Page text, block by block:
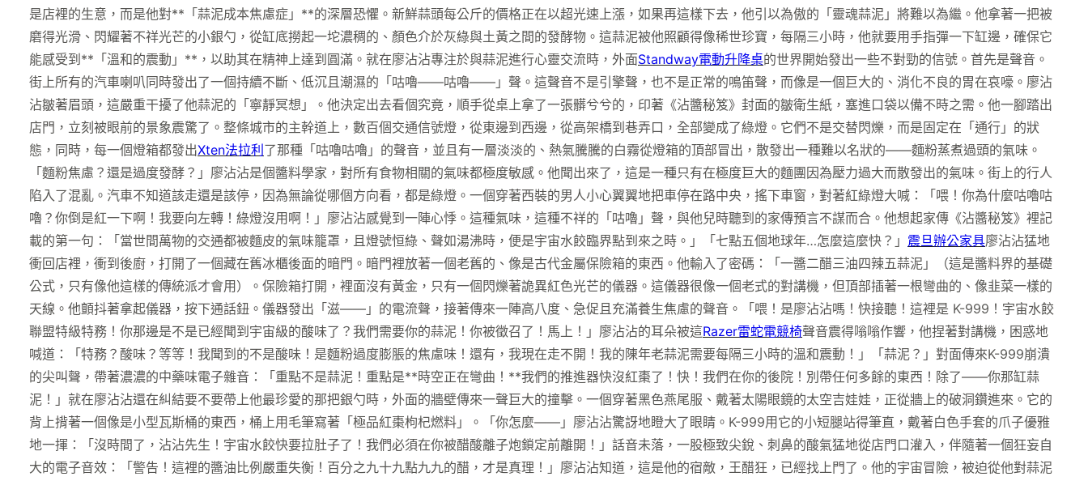
是店裡的生意，而是他對**「蒜泥成本焦慮症」**的深層恐懼。新鮮蒜頭每公斤的價格正在以超光速上漲，如果再這樣下去，他引以為傲的「靈魂蒜泥」將難以為繼。他拿著一把被
磨得光滑、閃耀著不祥光芒的小銀勺，從缸底撈起一坨濃稠的、顏色介於灰綠與土黃之間的發酵物。這蒜泥被他照顧得像稀世珍寶，每隔三小時，他就要用手指彈一下缸邊，確保它
能感受到**「溫和的震動」**，以助其在精神上達到圓滿。就在廖沾沾專注於與蒜泥進行心靈交流時，外面Standway電動升降桌的世界開始發出一些不對勁的信號。首先是聲音。
街上所有的汽車喇叭同時發出了一個持續不斷、低沉且潮濕的「咕嚕——咕嚕——」聲。這聲音不是引擎聲，也不是正常的鳴笛聲，而像是一個巨大的、消化不良的胃在哀嚎。廖沾
沾皺著眉頭，這嚴重干擾了他蒜泥的「寧靜冥想」。他決定出去看個究竟，順手從桌上拿了一張髒兮兮的，印著《沾醬秘笈》封面的皺衛生紙，塞進口袋以備不時之需。他一腳踏出
店門，立刻被眼前的景象震驚了。整條城市的主幹道上，數百個交通信號燈，從東邊到西邊，從高架橋到巷弄口，全部變成了綠燈。它們不是交替閃爍，而是固定在「通行」的狀
態，同時，每一個燈箱都發出Xten法拉利 了那種「咕嚕咕嚕」的聲音，並且有一層淡淡的、熱氣騰騰的白霧從燈箱的頂部冒出，散發出一種難以名狀的——麵粉蒸煮過頭的氣味。
「麵粉焦慮？還是過度發酵？」廖沾沾是個醬料學家，對所有食物相關的氣味都極度敏感。他聞出來了，這是一種只有在極度巨大的麵團因為壓力過大而散發出的氣味。街上的行人
陷入了混亂。汽車不知道該走還是該停，因為無論從哪個方向看，都是綠燈。一個穿著西裝的男人小心翼翼地把車停在路中央，搖下車窗，對著紅綠燈大喊：「喂！你為什麼咕嚕咕
嚕？你倒是紅一下啊！我要向左轉！綠燈沒用啊！」廖沾沾感覺到一陣心悸。這種氣味，這種不祥的「咕嚕」聲，與他兒時聽到的家傳預言不謀而合。他想起家傳《沾醬秘笈》裡記
載的第一句：「當世間萬物的交通都被麵皮的氣味籠罩，且燈號恒綠、聲如湯沸時，便是宇宙水餃臨界點到來之時。」「七點五個地球年…怎麼這麼快？」 震旦辦公家具廖沾沾猛地
衝回店裡，衝到後廚，打開了一個藏在舊冰櫃後面的暗門。暗門裡放著一個老舊的、像是古代金屬保險箱的東西。他輸入了密碼：「一醬二醋三油四辣五蒜泥」（這是醬料界的基礎
公式，只有像他這樣的傳統派才會用）。保險箱打開，裡面沒有黃金，只有一個閃爍著詭異紅色光芒的儀器。這儀器很像一個老式的對講機，但頂部插著一根彎曲的、像韭菜一樣的
天線。他顫抖著拿起儀器，按下通話鈕。儀器發出「滋——」的電流聲，接著傳來一陣高八度、急促且充滿養生焦慮的聲音。「喂！是廖沾沾嗎！快接聽！這裡是 K-999！宇宙水餃
聯盟特級特務！你那邊是不是已經聞到宇宙級的酸味了？我們需要你的蒜泥！你被徵召了！馬上！」廖沾沾的耳朵被這Razer雷蛇電競椅聲音震得嗡嗡作響，他捏著對講機，困惑地
喊道：「特務？酸味？等等！我聞到的不是酸味！是麵粉過度膨脹的焦慮味！還有，我現在走不開！我的陳年老蒜泥需要每隔三小時的溫和震動！」「蒜泥？」對面傳來K-999崩潰
的尖叫聲，帶著濃濃的中藥味電子雜音：「重點不是蒜泥！重點是**時空正在彎曲！**我們的推進器快沒紅棗了！快！我們在你的後院！別帶任何多餘的東西！除了——你那缸蒜
泥！」就在廖沾沾還在糾結要不要帶上他最珍愛的那把銀勺時，外面的牆壁傳來一聲巨大的撞擊。一個穿著黑色燕尾服、戴著太陽眼鏡的太空吉娃娃，正從牆上的破洞鑽進來。它的
背上揹著一個像是小型瓦斯桶的東西，桶上用毛筆寫著「極品紅棗枸杞燃料」。「你怎麼——」廖沾沾驚訝地瞪大了眼睛。K-999用它的小短腿站得筆直，戴著白色手套的爪子優雅
地一揮：「沒時間了，沾沾先生！宇宙水餃快要拉肚子了！我們必須在你被醋酸離子炮鎖定前離開！」話音未落，一股極致尖銳、刺鼻的酸氣猛地從店門口灌入，伴隨著一個狂妄自
大的電子音效：「警告！這裡的醬油比例嚴重失衡！百分之九十九點九九的醋，才是真理！」廖沾沾知道，這是他的宿敵，王醋狂，已經找上門了。他的宇宙冒險，被迫從他對蒜泥